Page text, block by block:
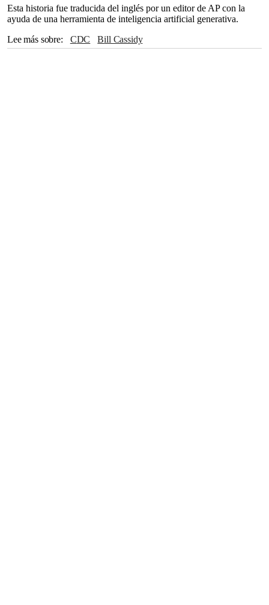
Esta historia fue traducida del inglés por un editor de AP con la
ayuda de una herramienta de inteligencia artificial generativa.
Lee más sobre
CDC
Bill Cassidy